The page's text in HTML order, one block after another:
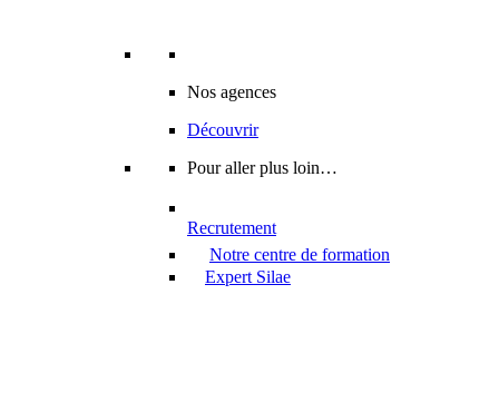
Nos agences
Découvrir
Pour aller plus loin…
Recrutement
Notre centre de formation
Expert Silae